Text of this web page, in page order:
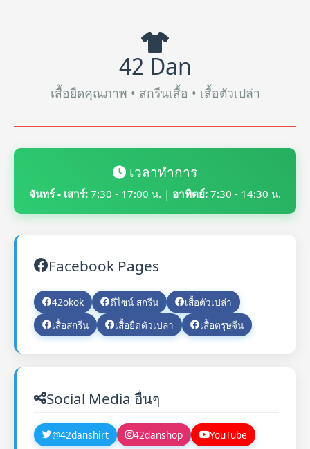
42 Dan
เสื้อยืดคุณภาพ • สกรีนเสื้อ • เสื้อตัวเปล่า
เวลาทำการ
จันทร์ - เสาร์: 7:30 - 17:00 น. | อาทิตย์: 7:30 - 14:30 น.
Facebook Pages
42okok ดีไซน์ สกรีน
เสื้อตัวเปล่า
เสื้อสกรีน
เสื้อยืดตัวเปล่า เสื้อตรุษจีน
Social Media อื่นๆ
@42danshirt 42danshop YouTube